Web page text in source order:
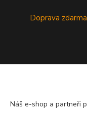
Doprava
Náš e-shop a partneři